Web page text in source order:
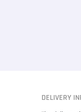
DELIVERY